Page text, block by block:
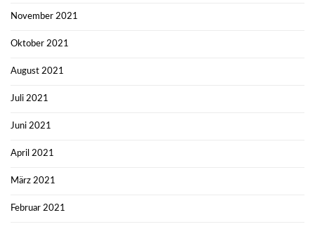
November 2021
Oktober 2021
August 2021
Juli 2021
Juni 2021
April 2021
März 2021
Februar 2021